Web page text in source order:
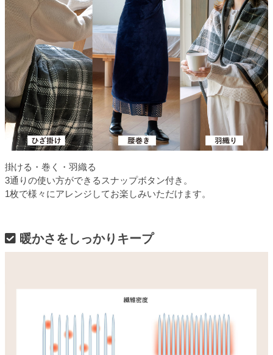
掛ける・巻く・羽織る
3通りの使い方ができるスナップボタン付き。
1枚で様々にアレンジしてお楽しみいただけます。
暖かさをしっかりキープ